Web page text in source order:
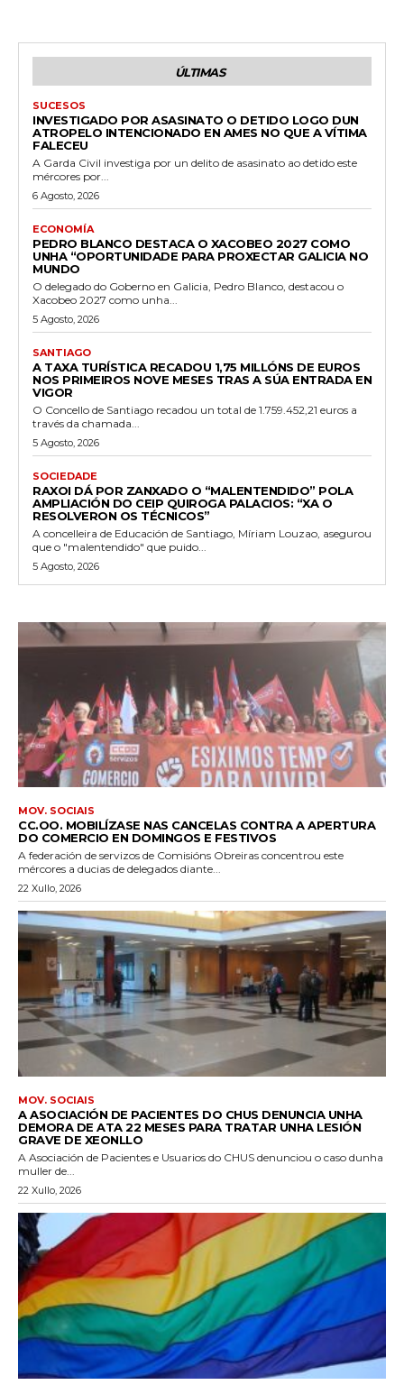
ÚLTIMAS
SUCESOS
INVESTIGADO POR ASASINATO O DETIDO LOGO DUN
ATROPELO INTENCIONADO EN AMES NO QUE A VÍTIMA
FALECEU
A Garda Civil investiga por un delito de asasinato ao detido este
mércores por...
6 Agosto, 2026
ECONOMÍA
PEDRO BLANCO DESTACA O XACOBEO 2027 COMO
UNHA “OPORTUNIDADE PARA PROXECTAR GALICIA NO
MUNDO
O delegado do Goberno en Galicia, Pedro Blanco, destacou o
Xacobeo 2027 como unha...
5 Agosto, 2026
SANTIAGO
A TAXA TURÍSTICA RECADOU 1,75 MILLÓNS DE EUROS
NOS PRIMEIROS NOVE MESES TRAS A SÚA ENTRADA EN
VIGOR
O Concello de Santiago recadou un total de 1.759.452,21 euros a
través da chamada...
5 Agosto, 2026
SOCIEDADE
RAXOI DÁ POR ZANXADO O “MALENTENDIDO” POLA
AMPLIACIÓN DO CEIP QUIROGA PALACIOS: “XA O
RESOLVERON OS TÉCNICOS”
A concelleira de Educación de Santiago, Míriam Louzao, asegurou
que o "malentendido" que puido...
5 Agosto, 2026
MOV. SOCIAIS
CC.OO. MOBILÍZASE NAS CANCELAS CONTRA A APERTURA
DO COMERCIO EN DOMINGOS E FESTIVOS
A federación de servizos de Comisións Obreiras concentrou este
mércores a ducias de delegados diante...
22 Xullo, 2026
MOV. SOCIAIS
A ASOCIACIÓN DE PACIENTES DO CHUS DENUNCIA UNHA
DEMORA DE ATA 22 MESES PARA TRATAR UNHA LESIÓN
GRAVE DE XEONLLO
A Asociación de Pacientes e Usuarios do CHUS denunciou o caso dunha
muller de...
22 Xullo, 2026